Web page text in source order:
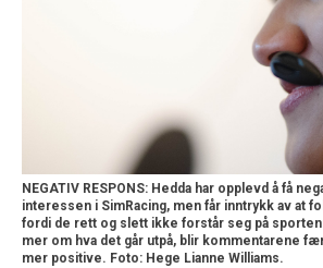
NEGATIV RESPONS: Hedda har opplevd å få
interessen i SimRacing, men får inntrykk av at
fordi de rett og slett ikke forstår seg på
mer om hva det går utpå, blir kommentarene
mer positive. Foto: Hege Lianne Williams.